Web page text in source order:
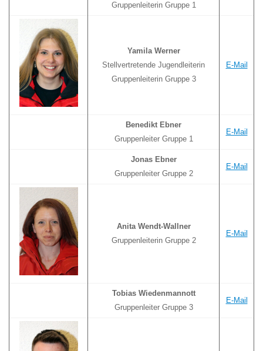
Gruppenleiterin Gruppe 1
Yamila Werner
Stellvertretende Jugendleiterin
Gruppenleiterin Gruppe 3
E-Mail
Benedikt Ebner
Gruppenleiter Gruppe 1
E-Mail
Jonas Ebner
Gruppenleiter Gruppe 2
E-Mail
Anita Wendt-Wallner
Gruppenleiterin Gruppe 2
E-Mail
Tobias Wiedenmannott
Gruppenleiter Gruppe 3
E-Mail